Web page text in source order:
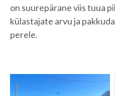
on suurepärane viis tuua
külastajate arvu ja
perele.